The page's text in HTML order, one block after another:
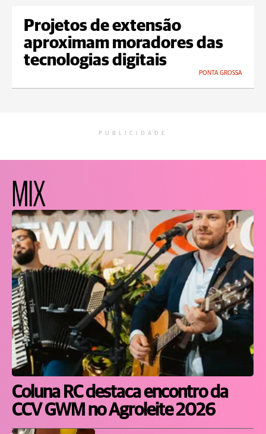
Projetos de extensão
aproximam moradores das
tecnologias digitais
PONTA GROSSA
PUBLICIDADE
MIX
Coluna RC destaca encontro da
CCV GWM no Agroleite 2026